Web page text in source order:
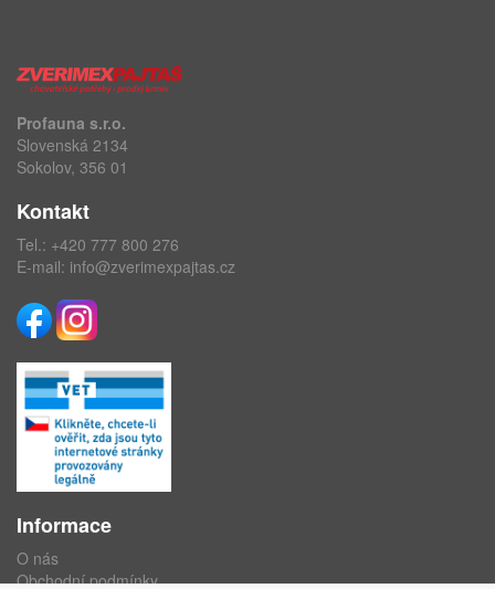
Profauna s.r.o.
Slovenská 2134
Sokolov, 356 01
Kontakt
Tel.: +420 777 800 276
E-mail: info@zverimexpajtas.cz
Informace
O nás
Obchodní podmínky